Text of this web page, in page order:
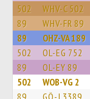
502 WHV-C 502
89 WHV-FR 89
89 OHZ-VA 189
502 OL-EG 752
89 OL-EY 89
502 WOB-VG 2
89 GÖ-J 3389